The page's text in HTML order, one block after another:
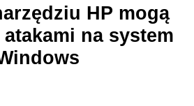
C
H
HP mogą
na system